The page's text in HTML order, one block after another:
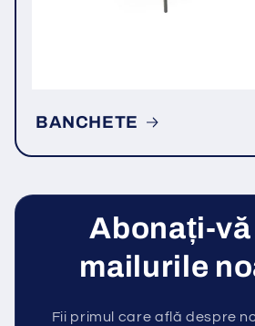
BANCHETE
Abonați-vă
mailurile
Fii primul care află despre